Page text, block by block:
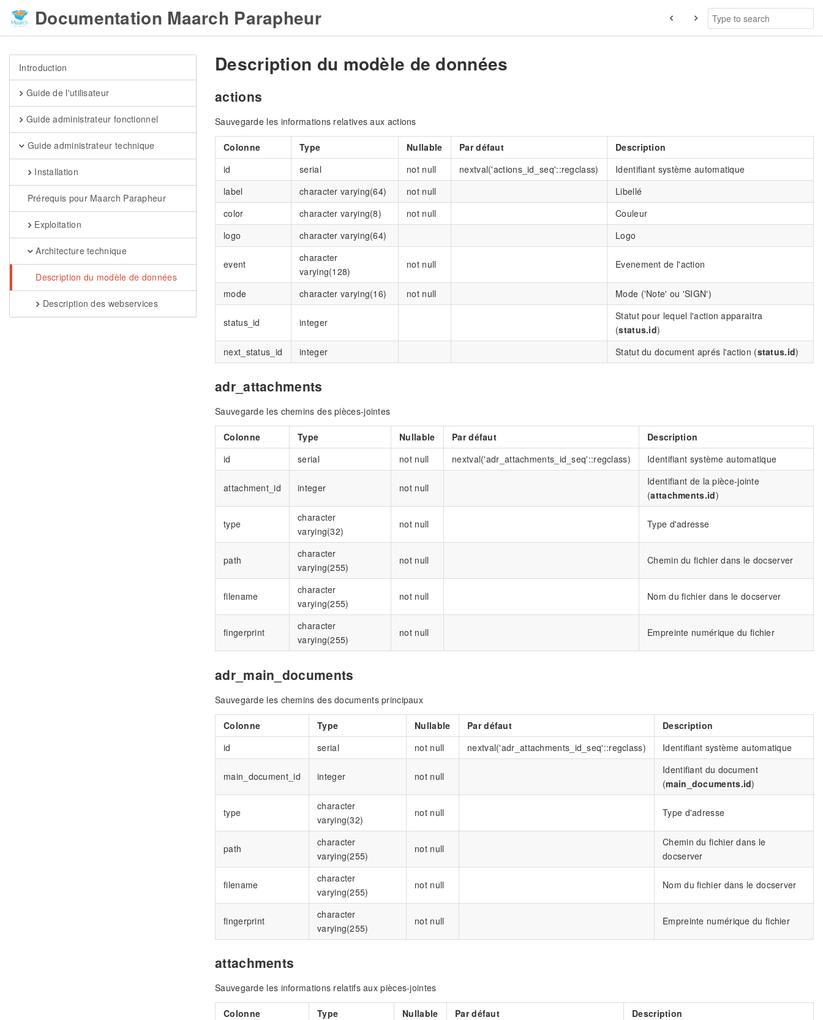
Documentation Maarch Parapheur
Introduction
Guide de l'utilisateur
Guide administrateur fonctionnel
Guide administrateur technique
Installation
Prérequis pour Maarch Parapheur
Exploitation
Architecture technique
Description du modèle de données
Description des webservices
Description du modèle de données
actions
Sauvegarde les informations relatives aux actions
Colonne Type Nullable Par défaut
Description
id
serial not null nextval('actions_id_seq'::regclass)
Identifiant système automatique
label
character varying(64) not null
Libellé
color
character varying(8) not null
Couleur
logo
character varying(64) Logo
event
character
varying(128)
not null Evenement de l'action
mode character varying(16) not null Mode ('Note' ou 'SIGN')
status_id integer
Statut pour lequel l'action apparaitra
(status.id)
next_status_id
integer Statut du document aprés l'action (status.id)
adr_attachments
Sauvegarde les chemins des pièces-jointes
Colonne Type Nullable Par défaut
Description
id
serial not null nextval('adr_attachments_id_seq'::regclass) Identifiant système automatique
attachment_id integer not null
Identifiant de la pièce-jointe
(attachments.id)
type
character
varying(32)
not null Type d'adresse
path
character
varying(255)
not null Chemin du fichier dans le docserver
filename
character
varying(255)
not null Nom du fichier dans le docserver
fingerprint
character
varying(255)
not null Empreinte numérique du fichier
adr_main_documents
Sauvegarde les chemins des documents principaux
Colonne Type Nullable Par défaut
Description
id
serial not null nextval('adr_attachments_id_seq'::regclass) Identifiant système automatique
main_document_id integer not null
Identifiant du document
(main_documents.id)
type
character
varying(32)
not null Type d'adresse
path
character
varying(255)
not null
Chemin du fichier dans le
docserver
filename
character
varying(255)
not null Nom du fichier dans le docserver
fingerprint
character
varying(255)
not null Empreinte numérique du fichier
attachments
Sauvegarde les informations relatifs aux pièces-jointes
Colonne Type Nullable Par défaut
Description